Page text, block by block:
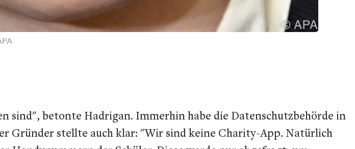
sind", betonte Hadrigan. Immerhin habe die Datenschutzbehörde in
Gründer stellte auch klar: "Wir sind keine Charity-App. Natürlich